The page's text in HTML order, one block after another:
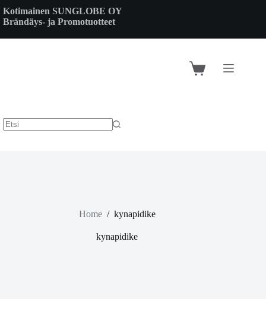
to
content
Kotimainen SUNGLOBE OY
Brändäys- ja Promotuotteet
Shopping
Home / kynapidike
kynapidike